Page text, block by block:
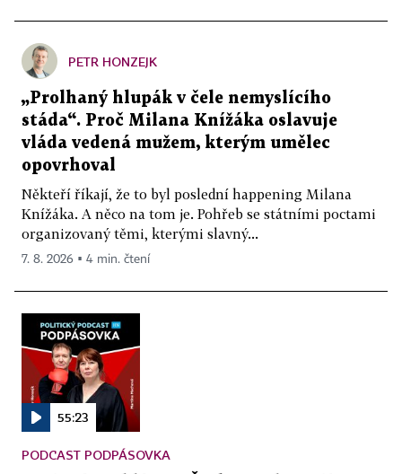
PETR HONZEJK
„Prolhaný hlupák v čele nemyslícího
stáda“. Proč Milana Knížáka oslavuje
vláda vedená mužem, kterým umělec
opovrhoval
Někteří říkají, že to byl poslední happening Milana
Knížáka. A něco na tom je. Pohřeb se státními poctami
organizovaný těmi, kterými slavný...
7. 8. 2026 ▪ 4 min. čtení
55:23
PODCAST PODPÁSOVKA